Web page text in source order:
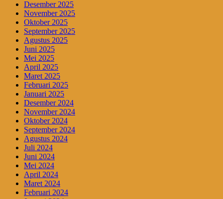
Desember 2025
November 2025
Oktober 2025
September 2025
Agustus 2025
Juni 2025
Mei 2025
April 2025
Maret 2025
Februari 2025
Januari 2025
Desember 2024
November 2024
Oktober 2024
September 2024
Agustus 2024
Juli 2024
Juni 2024
Mei 2024
April 2024
Maret 2024
Februari 2024